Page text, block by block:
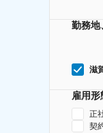
勤務地
滋
雇用形
正
契